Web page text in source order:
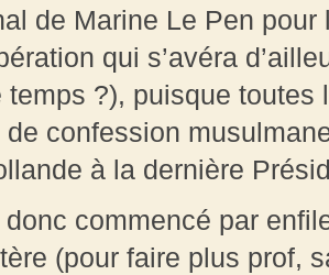
de Marine Le Pen pour
qui s’avéra
temps ?), puisque toutes
confession
à la dernière
commencé par
(pour faire plus prof,